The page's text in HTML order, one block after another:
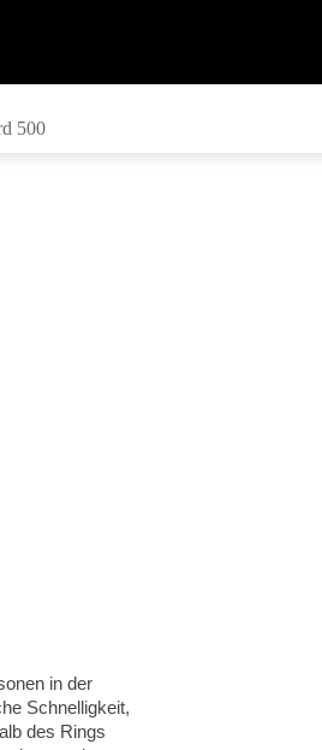
500
in der
Schnelligkeit,
des Rings